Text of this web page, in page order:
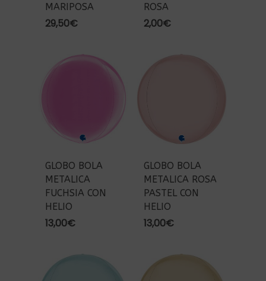
MARIPOSA
29,50€
ROSA
2,00€
GLOBO BOLA
METALICA
FUCHSIA CON
HELIO
13,00€
GLOBO BOLA
METALICA ROSA
PASTEL CON
HELIO
13,00€